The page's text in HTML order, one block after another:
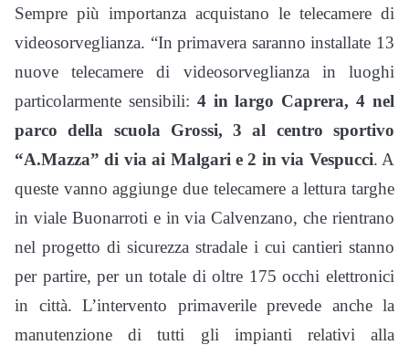
Sempre più importanza acquistano le telecamere di
videosorveglianza. “In primavera saranno installate 13
nuove telecamere di videosorveglianza in luoghi
particolarmente sensibili: 4 in largo Caprera, 4 nel
parco della scuola Grossi, 3 al centro sportivo
“A.Mazza” di via ai Malgari e 2 in via Vespucci. A
queste vanno aggiunge due telecamere a lettura targhe
in viale Buonarroti e in via Calvenzano, che rientrano
nel progetto di sicurezza stradale i cui cantieri stanno
per partire, per un totale di oltre 175 occhi elettronici
in città. L’intervento primaverile prevede anche la
manutenzione di tutti gli impianti relativi alla